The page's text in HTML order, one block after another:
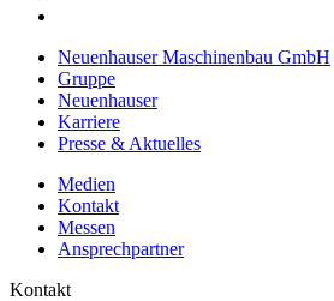
Neuenhauser Maschinenbau GmbH
Gruppe
Neuenhauser
Karriere
Presse & Aktuelles
Medien
Kontakt
Messen
Ansprechpartner
Kontakt